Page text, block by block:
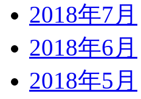
2018年7月
2018年6月
2018年5月